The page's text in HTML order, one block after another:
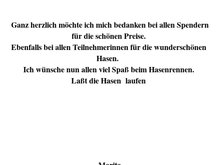
Ganz herzlich möchte ich mich bedanken bei allen Spendern
für die schönen Preise.
Ebenfalls bei allen Teilnehmerinnen für die wunderschönen
Hasen.
Ich wünsche nun allen viel Spaß beim Hasenrennen.
Laßt die Hasen laufen